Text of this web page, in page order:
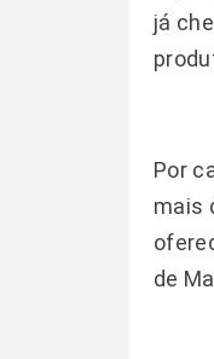
já
Por
mais
de